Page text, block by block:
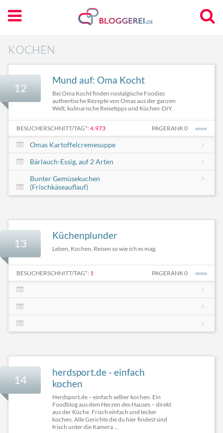
KOCHEN
12
Mund auf: Oma Kocht
Bei Oma Kocht finden nostalgische Foodies
authentische Rezepte von Omas aus der ganzen
Welt, kulinarische Reisetipps und Küchen-DIY.
BESUCHERSCHNITT/TAG*: 4.973 PAGERANK 0
Omas Kartoffelcremesuppe
Bärlauch-Essig, auf 2 Arten
Bunter Gemüsekuchen
(Frischkäseauflauf)
13
Küchenplunder
Leben, Kochen, Reisen so wie ich es mag.
BESUCHERSCHNITT/TAG*: 1 PAGERANK 0
14
herdsport.de - einfach
kochen
Herdsport.de – einfach selber kochen. Ein
Foodblog aus dem Herzen des Hauses – direkt
aus der Küche. Frisch einfach und lecker
kochen. Alle Gerichte die du hier findest sind
frisch unter die Kamera ...